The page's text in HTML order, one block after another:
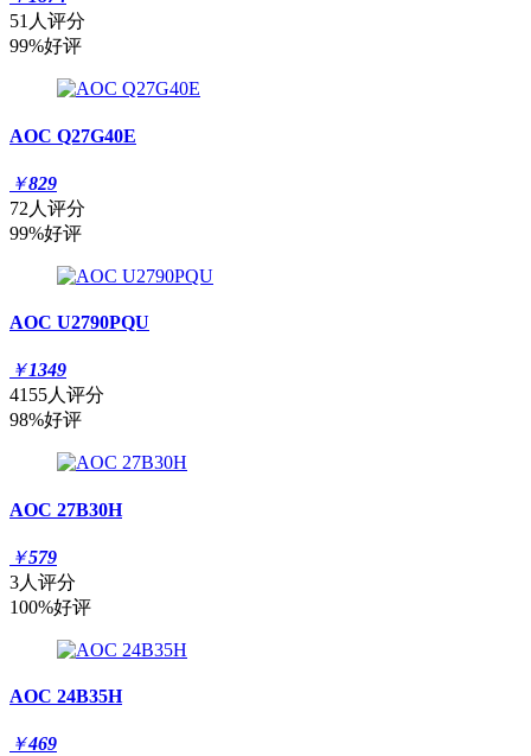
51人评分
99%好评
AOC Q27G40E
￥829
72人评分
99%好评
AOC U2790PQU
￥1349
4155人评分
98%好评
AOC 27B30H
￥579
3人评分
100%好评
AOC 24B35H
￥469